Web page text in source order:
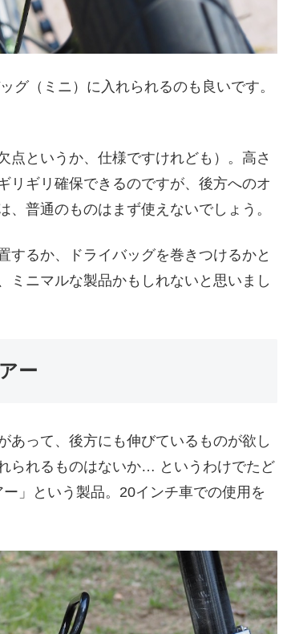
グ（ミニ）に入れられるのも良いです。
点というか、仕様ですけれども）。高さ
リギリ確保できるのですが、後方へのオ
普通のものはまず使えないでしょう。
するか、ドライバッグを巻きつけるかと
ミニマルな製品かもしれないと思いまし
ー
あって、後方にも伸びているものが欲し
られるものはないか… というわけでたど
」という製品。20インチ車での使用を